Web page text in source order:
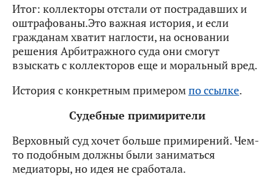
Итог: коллекторы отстали от пострадавших и
оштрафованы.Это важная история, и если
гражданам хватит наглости, на основании
решения Арбитражного суда они смогут
взыскать с коллекторов еще и моральный вред.
История с конкретным примеромпо ссылке.
Судебные примирители
Верховный суд хочет больше примирений. Чем-
то подобным должны были заниматься
медиаторы, но идея не сработала.